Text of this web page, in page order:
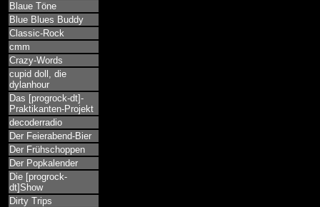
Blaue Töne
Blue Blues Buddy
Classic-Rock
cmm
Crazy-Words
cupid doll, die
dylanhour
Das [progrock-dt]-
Praktikanten-Projekt
decoderradio
Der Feierabend-Bier
Der Frühschoppen
Der Popkalender
Die [progrock-
dt]Show
Dirty Trips